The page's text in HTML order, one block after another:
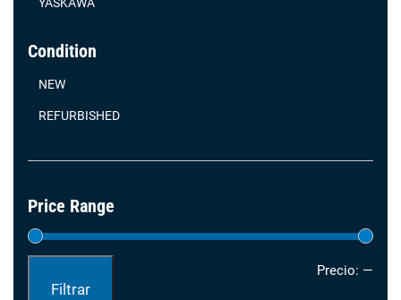
Condition
NEW
REFURBISHED
Price Range
Filtrar
Precio: —